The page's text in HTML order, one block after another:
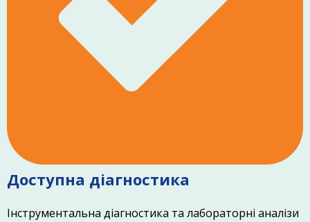
Доступна діагностика
Інструментальна діагностика та лабораторні аналізи